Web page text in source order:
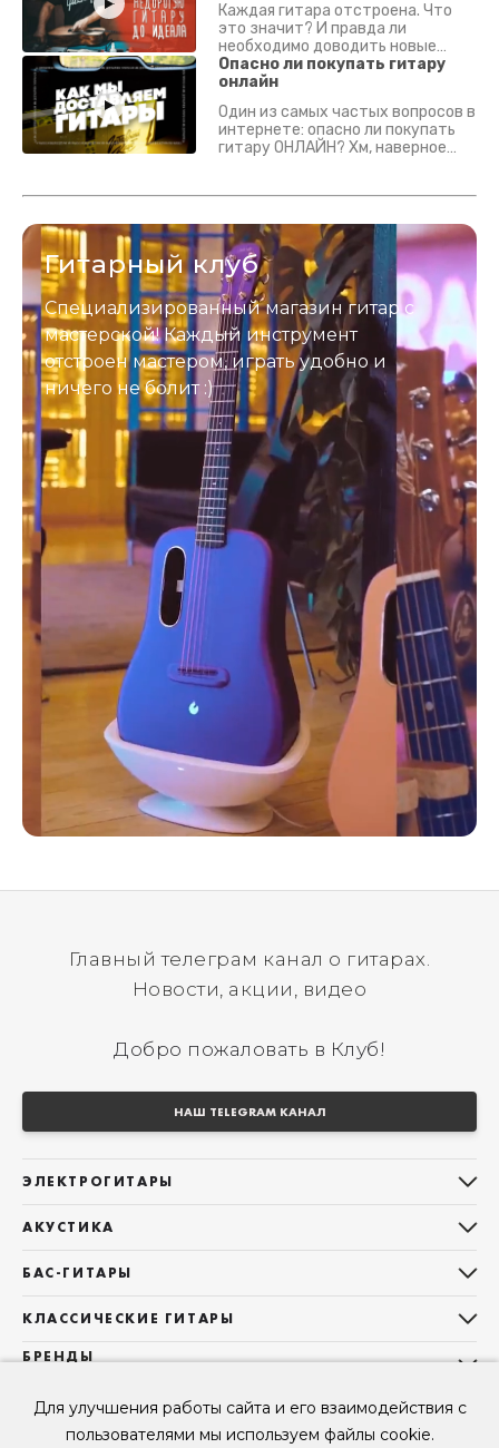
Для улучшения работы сайта и его взаимодействия с
пользователями мы используем файлы cookie.
Каждая гитара отстроена. Что
это значит? И правда ли
необходимо доводить новые
гитары? Если кратко - да.
Подробно - в видео :)
Опасно ли покупать гитару
онлайн
Один из самых частых вопросов в
интернете: опасно ли покупать
гитару ОНЛАЙН? Хм, наверное
застрахован. Случись что -
Гитарный клуб
Специализированный магазин гитар с
мастерской! Каждый инструмент
отстроен мастером, играть удобно и
ничего не болит :)
Главный телеграм канал о гитарах.
Новости, акции, видео
Добро пожаловать в Клуб!
НАШ TELEGRAM КАНАЛ
ЭЛЕКТРОГИТАРЫ
Telecaster
Les Paul
Superstrat
АКУСТИКА
Фолки (ОМ, 000, 00)
Гранд Аудиториум
Б/У, уцененные гитары
БАС-ГИТАРЫ
Precision Bass
КЛАССИЧЕСКИЕ ГИТАРЫ
Все классические гитары
Б/У, уцененные гитары
БРЕНДЫ
Sigma Guitars
Enya Guitars
Контакты